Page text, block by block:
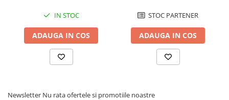
UPS Calculatoare si Servere
UPS Trifazat
Stabilizatoare Tensiune
PDUs unitati de distributie a
Cabinete baterii
IN STOC
ADAUGA IN COS
STOC PARTENER
ADAUGA IN COS
Newsletter Nu rata ofertele si promotiile noastre